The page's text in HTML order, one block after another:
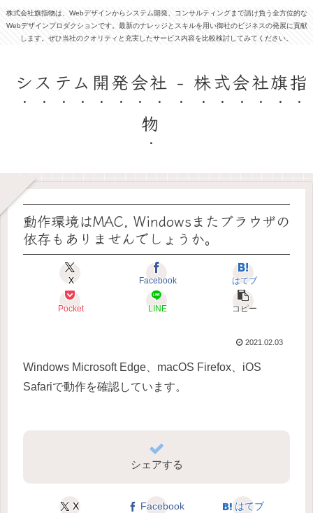
株式会社旗指物は、Webデザインからシステム開発、コンサルティングまで請け負う全方位的な
Webデザインプロダクションです。最新のナレッジとスキルを用い御社のビジネスの発展に貢献
します。ぜひ当社のクオリティと充実したサービス内容を比較検討してみてください。
システム開発会社 - 株式会社旗指
物
動作環境はMAC, Windowsまたブラウザの
依存もありませんでしょうか。
X Facebook はてブ
Pocket LINE コピー
2021.02.03
Windows Microsoft Edge、macOS Firefox、iOS
Safariで動作を確認しています。
シェアする
X Facebook はてブ